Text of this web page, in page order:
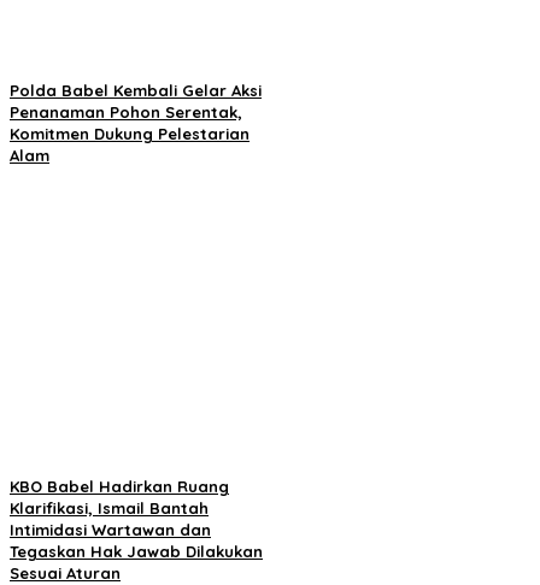
Polda Babel Kembali Gelar Aksi
Penanaman Pohon Serentak,
Komitmen Dukung Pelestarian
Alam
KBO Babel Hadirkan Ruang
Klarifikasi, Ismail Bantah
Intimidasi Wartawan dan
Tegaskan Hak Jawab Dilakukan
Sesuai Aturan